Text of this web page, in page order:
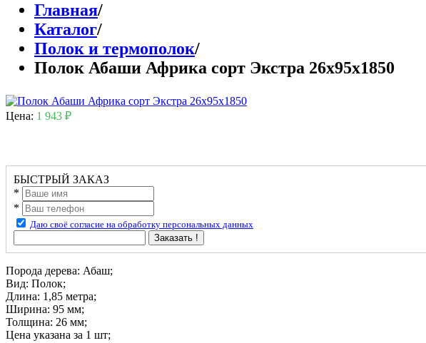
Главная/
Каталог/
Полок и термополок/
Полок Абаши Африка сорт Экстра 26х95х1850
Цена: 1 943 ₽
БЫСТРЫЙ ЗАКАЗ
*
*
Даю своё согласие на обработку персональных данных
Заказать !
Порода дерева: Абаш;
Вид: Полок;
Длина: 1,85 метра;
Ширина: 95 мм;
Толщина: 26 мм;
Цена указана за 1 шт;